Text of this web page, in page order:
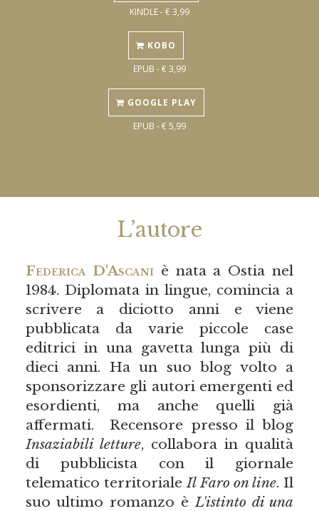
KINDLE - € 3,99
KOBO
EPUB - € 3,99
GOOGLE PLAY
EPUB - € 5,99
L’autore
Federica D'Ascaniè nata a Ostia nel
1984. Diplomata in lingue, comincia a
scrivere a diciotto anni e viene
pubblicata da varie piccole case
editrici in una gavetta lunga più di
dieci anni. Ha un suo blog volto a
sponsorizzare gli autori emergenti ed
esordienti, ma anche quelli già
affermati. Recensore presso il blog
Insaziabili letture, collabora in qualità
di pubblicista con il giornale
telematico territoriale Il Faro on line. Il
suo ultimo romanzo è L'istinto di una